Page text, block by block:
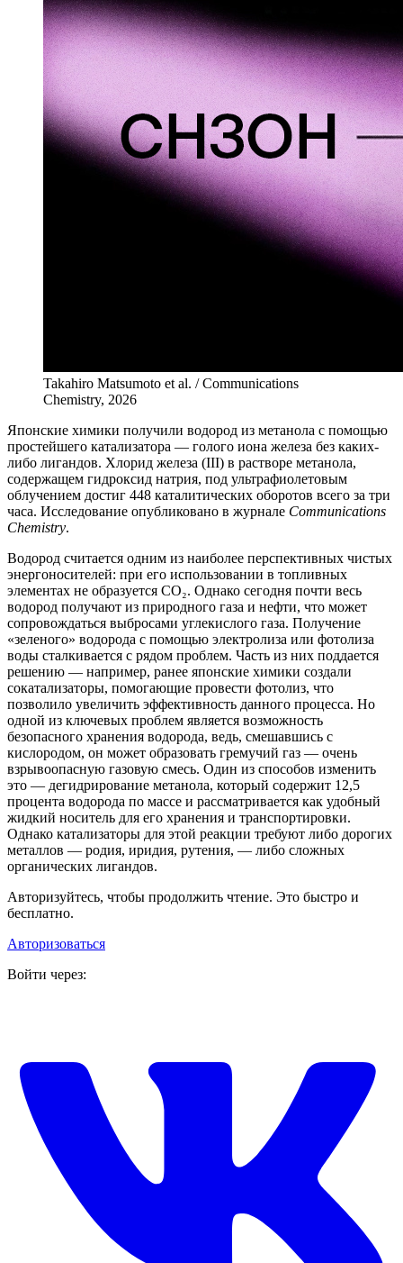
Takahiro Matsumoto et al. / Communications
Chemistry, 2026
Японские химики получили водород из метанола с помощью
простейшего катализатора — голого иона железа без каких-
либо лигандов. Хлорид железа (III) в растворе метанола,
содержащем гидроксид натрия, под ультрафиолетовым
облучением достиг 448 каталитических оборотов всего за три
часа. Исследование опубликовано в журнале Communications
Chemistry.
Водород считается одним из наиболее перспективных чистых
энергоносителей: при его использовании в топливных
элементах не образуется CO₂. Однако сегодня почти весь
водород получают из природного газа и нефти, что может
сопровождаться выбросами углекислого газа. Получение
«зеленого» водорода с помощью электролиза или фотолиза
воды сталкивается с рядом проблем. Часть из них поддается
решению — например, ранее японские химики создали
сокатализаторы, помогающие провести фотолиз, что
позволило увеличить эффективность данного процесса. Но
одной из ключевых проблем является возможность
безопасного хранения водорода, ведь, смешавшись с
кислородом, он может образовать гремучий газ — очень
взрывоопасную газовую смесь. Один из способов изменить
это — дегидрирование метанола, который содержит 12,5
процента водорода по массе и рассматривается как удобный
жидкий носитель для его хранения и транспортировки.
Однако катализаторы для этой реакции требуют либо дорогих
металлов — родия, иридия, рутения, — либо сложных
органических лигандов.
Авторизуйтесь, чтобы продолжить чтение. Это быстро и
бесплатно.
Авторизоваться
Войти через: